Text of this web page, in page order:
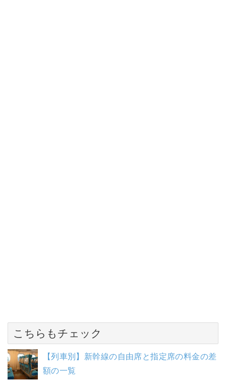
こちらもチェック
【列車別】新幹線の自由席と指定席の料金の差
額の一覧